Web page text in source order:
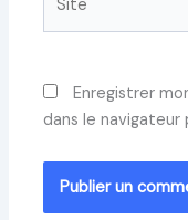
Enregistrer
dans le